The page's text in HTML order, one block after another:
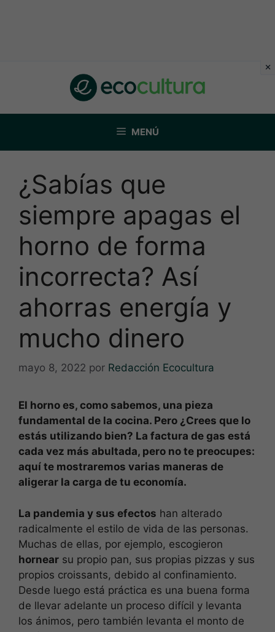
MENÚ
¿Sabías que
siempre apagas el
horno de forma
incorrecta? Así
ahorras energía y
mucho dinero
mayo 8, 2022 por Redacción Ecocultura
El horno es, como sabemos, una pieza
fundamental de la cocina. Pero ¿Crees que lo
estás utilizando bien? La factura de gas está
cada vez más abultada, pero no te preocupes:
aquí te mostraremos varias maneras de
aligerar la carga de tu economía.
La pandemia y sus efectos han alterado
radicalmente el estilo de vida de las personas.
Muchas de ellas, por ejemplo, escogieron
hornear su propio pan, sus propias pizzas y sus
propios croissants, debido al confinamiento.
Desde luego está práctica es una buena forma
de llevar adelante un proceso difícil y levanta
los ánimos, pero también levanta el monto de